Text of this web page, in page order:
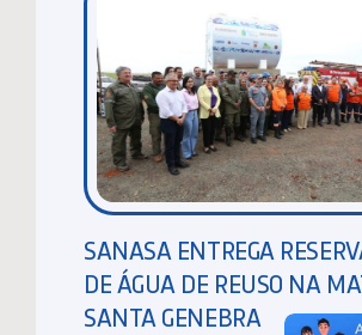
SANASA ENTREGA
DE ÁGUA DE REUSO NA
SANTA GENEBRA